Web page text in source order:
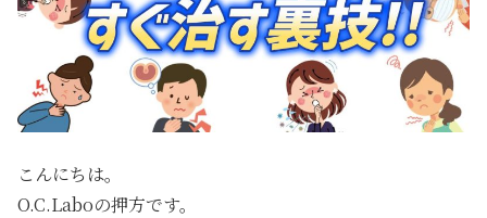
こんにちは。
O.C.Laboの押方です。